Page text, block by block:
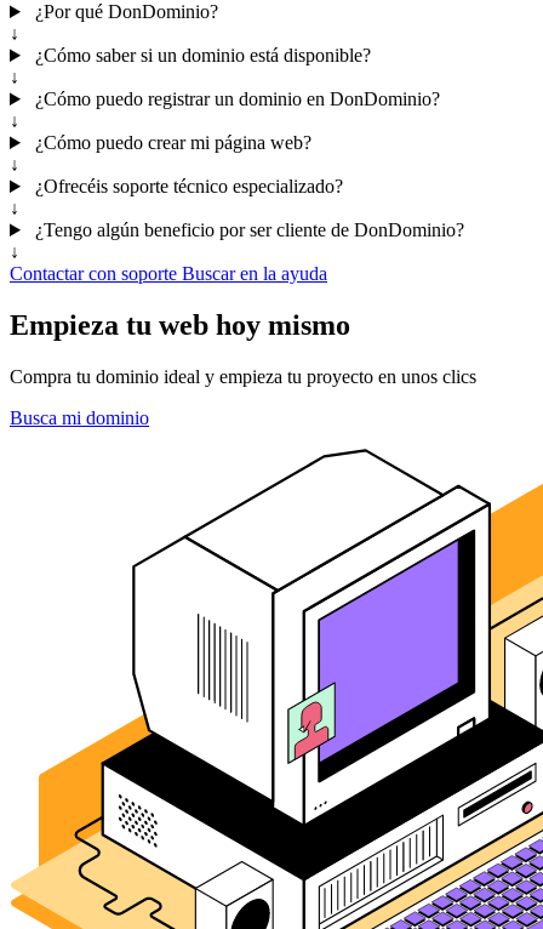
¿Por qué DonDominio?
↓
¿Cómo saber si un dominio está disponible?
↓
¿Cómo puedo registrar un dominio en DonDominio?
↓
¿Cómo puedo crear mi página web?
↓
¿Ofrecéis soporte técnico especializado?
↓
¿Tengo algún beneficio por ser cliente de DonDominio?
↓
Contactar con soporte Buscar en la ayuda
Empieza tu web hoy mismo
Compra tu dominio ideal y empieza tu proyecto en unos clics
Busca mi dominio